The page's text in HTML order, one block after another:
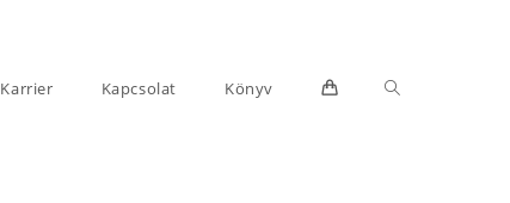
Karrier Kapcsolat Könyv Toggle